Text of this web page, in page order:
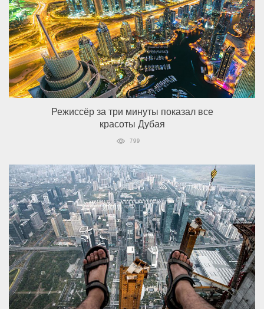
Режиссёр за три минуты показал все
красоты Дубая
799